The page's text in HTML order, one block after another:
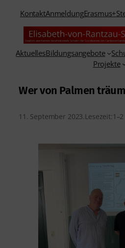
KontaktAnmeldungErasmus+
AktuellesBildungsangebote
Projekte
Wer von Palmen
11. September 2023.Lesezeit: